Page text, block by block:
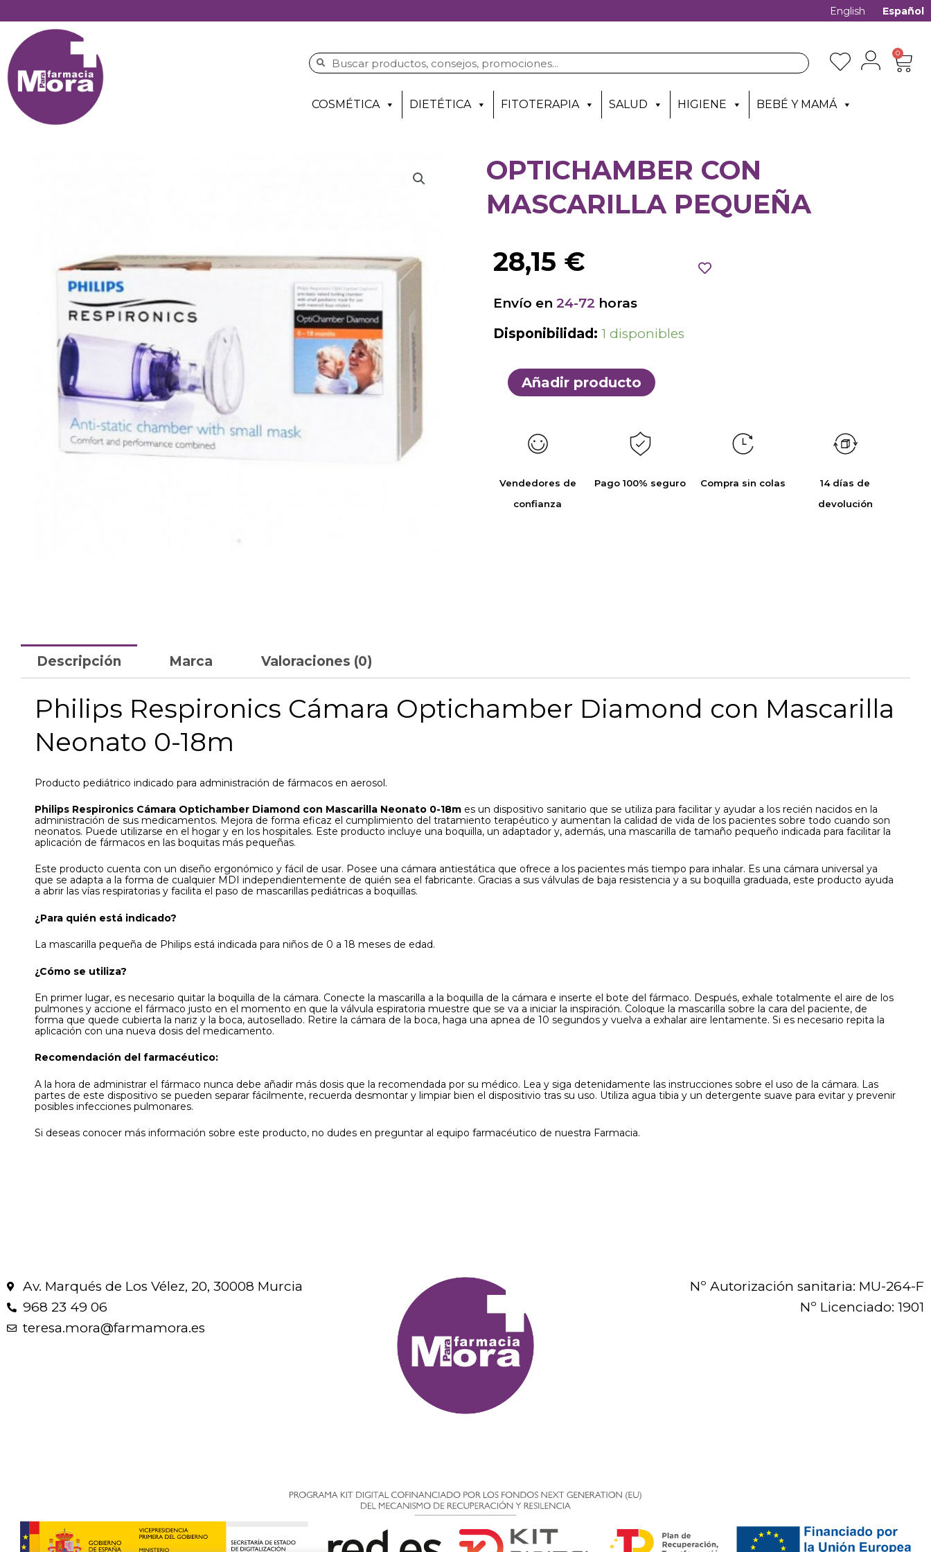
English Español
0
COSMÉTICA DIETÉTICA FITOTERAPIA SALUD HIGIENE BEBÉ Y MAMÁ
OPTICHAMBER CON
MASCARILLA PEQUEÑA
28,15 €
Envío en 24-72 horas
Disponibilidad: 1 disponibles
Añadir producto
Vendedores de
confianza
Pago 100% seguro Compra sin colas
14 días de
devolución
Descripción Marca Valoraciones (0)
Philips Respironics Cámara Optichamber Diamond con Mascarilla
Neonato 0-18m
Producto pediátrico indicado para administración de fármacos en aerosol.
Philips Respironics Cámara Optichamber Diamond con Mascarilla Neonato 0-18m es un dispositivo sanitario que se utiliza para facilitar y ayudar a los recién nacidos en la
administración de sus medicamentos. Mejora de forma eficaz el cumplimiento del tratamiento terapéutico y aumentan la calidad de vida de los pacientes sobre todo cuando son
neonatos. Puede utilizarse en el hogar y en los hospitales. Este producto incluye una boquilla, un adaptador y, además, una mascarilla de tamaño pequeño indicada para facilitar la
aplicación de fármacos en las boquitas más pequeñas.
Este producto cuenta con un diseño ergonómico y fácil de usar. Posee una cámara antiestática que ofrece a los pacientes más tiempo para inhalar. Es una cámara universal ya
que se adapta a la forma de cualquier MDI independientemente de quién sea el fabricante. Gracias a sus válvulas de baja resistencia y a su boquilla graduada, este producto ayuda
a abrir las vías respiratorias y facilita el paso de mascarillas pediátricas a boquillas.
¿Para quién está indicado?
La mascarilla pequeña de Philips está indicada para niños de 0 a 18 meses de edad.
¿Cómo se utiliza?
En primer lugar, es necesario quitar la boquilla de la cámara. Conecte la mascarilla a la boquilla de la cámara e inserte el bote del fármaco. Después, exhale totalmente el aire de los
pulmones y accione el fármaco justo en el momento en que la válvula espiratoria muestre que se va a iniciar la inspiración. Coloque la mascarilla sobre la cara del paciente, de
forma que quede cubierta la nariz y la boca, autosellado. Retire la cámara de la boca, haga una apnea de 10 segundos y vuelva a exhalar aire lentamente. Si es necesario repita la
aplicación con una nueva dosis del medicamento.
Recomendación del farmacéutico:
A la hora de administrar el fármaco nunca debe añadir más dosis que la recomendada por su médico. Lea y siga detenidamente las instrucciones sobre el uso de la cámara. Las
partes de este dispositivo se pueden separar fácilmente, recuerda desmontar y limpiar bien el dispositivio tras su uso. Utiliza agua tibia y un detergente suave para evitar y prevenir
posibles infecciones pulmonares.
Si deseas conocer más información sobre este producto, no dudes en preguntar al equipo farmacéutico de nuestra Farmacia.
Av. Marqués de Los Vélez, 20, 30008 Murcia
968 23 49 06
teresa.mora@farmamora.es
Nº Autorización sanitaria: MU-264-F
Nº Licenciado: 1901